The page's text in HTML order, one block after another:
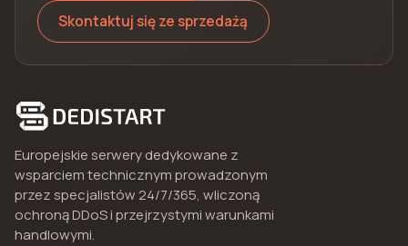
Skontaktuj się ze sprzedażą
Europejskie serwery dedykowane z
wsparciem technicznym prowadzonym
przez specjalistów 24/7/365, wliczoną
ochroną DDoS i przejrzystymi warunkami
handlowymi.